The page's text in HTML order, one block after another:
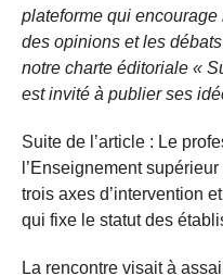
plateforme qui
des opinions et les
notre charte éditoriale «
est invité à publier ses
Suite de l’article : Le
l’Enseignement
trois axes d’intervention
qui fixe le statut des
La rencontre visait à